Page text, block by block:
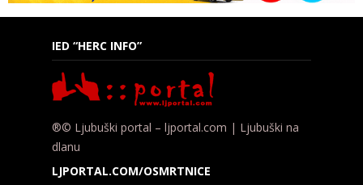
IED “HERC INFO”
®© Ljubuški portal – ljportal.com | Ljubuški na
dlanu
LJPORTAL.COM/OSMRTNICE